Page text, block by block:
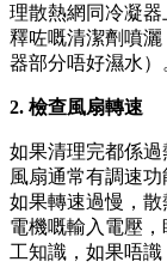
理散熱網同冷凝
釋咗嘅清潔劑噴
器部分唔好濕水）
2. 檢查風扇轉速
如果清理完都係
風扇通常有調速
如果轉速過慢，
電機嘅輸入電壓
工知識，如果唔識